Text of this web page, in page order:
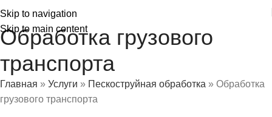
Skip to navigation
Skip to main content
Обработка грузового
транспорта
Главная » Услуги » Пескоструйная обработка » Обработка
грузового транспорта